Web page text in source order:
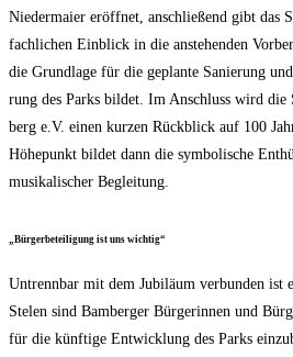
Nie­der­mai­er eröff­net, anschlie­ßend gibt das
fach­li­chen Ein­blick in die anste­hen­den
die Grund­la­ge für die geplan­te Sanie­rung
rung des Parks bil­det. Im Anschluss wird
berg e.V. einen kur­zen Rück­blick auf 100
Höhe­punkt bil­det dann die sym­bo­li­sche
musi­ka­li­scher Begleitung.
„Bür­ger­be­tei­li­gung ist uns wichtig“
Untrenn­bar mit dem Jubi­lä­um ver­bun­den ist
Ste­len sind Bam­ber­ger Bür­ge­rin­nen und
für die künf­ti­ge Ent­wick­lung des Parks